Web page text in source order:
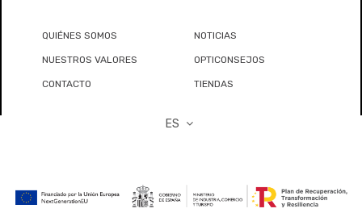
QUIÉNES SOMOS NOTICIAS
NUESTROS VALORES OPTICONSEJOS
CONTACTO TIENDAS
ES